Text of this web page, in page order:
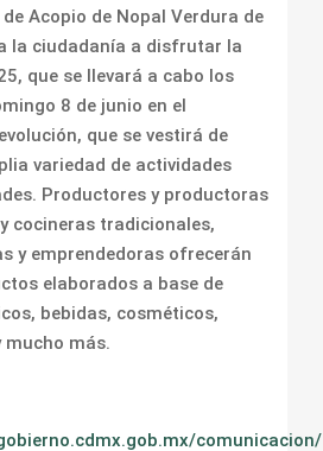
Acopio de Nopal Verdura de
la ciudadanía a disfrutar la
que se llevará a cabo los
8 de junio en el
que se vestirá de
variedad de actividades
Productores y productoras
cocineras tradicionales,
y emprendedoras ofrecerán
elaborados a base de
bebidas, cosméticos,
más.